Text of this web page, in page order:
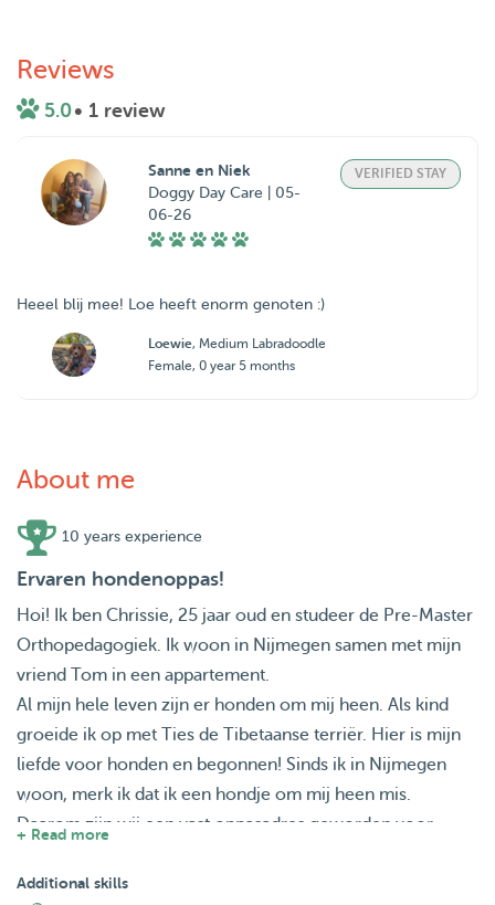
Reviews
5.0• 1 review
Sanne en Niek
Doggy Day Care | 05-
06-26
VERIFIED STAY
Heeel blij mee! Loe heeft enorm genoten :)
Loewie, Medium Labradoodle
Female, 0 year 5 months
About me
10 years experience
Ervaren hondenoppas!
Hoi! Ik ben Chrissie, 25 jaar oud en studeer de Pre-Master
Orthopedagogiek. Ik woon in Nijmegen samen met mijn
vriend Tom in een appartement.
Al mijn hele leven zijn er honden om mij heen. Als kind
groeide ik op met Ties de Tibetaanse terriër. Hier is mijn
liefde voor honden en begonnen! Sinds ik in Nijmegen
woon, merk ik dat ik een hondje om mij heen mis.
Daarom zijn wij een vast oppasadres geworden voor
veel ervaring opgedaan.
+ Read more
Additional skills